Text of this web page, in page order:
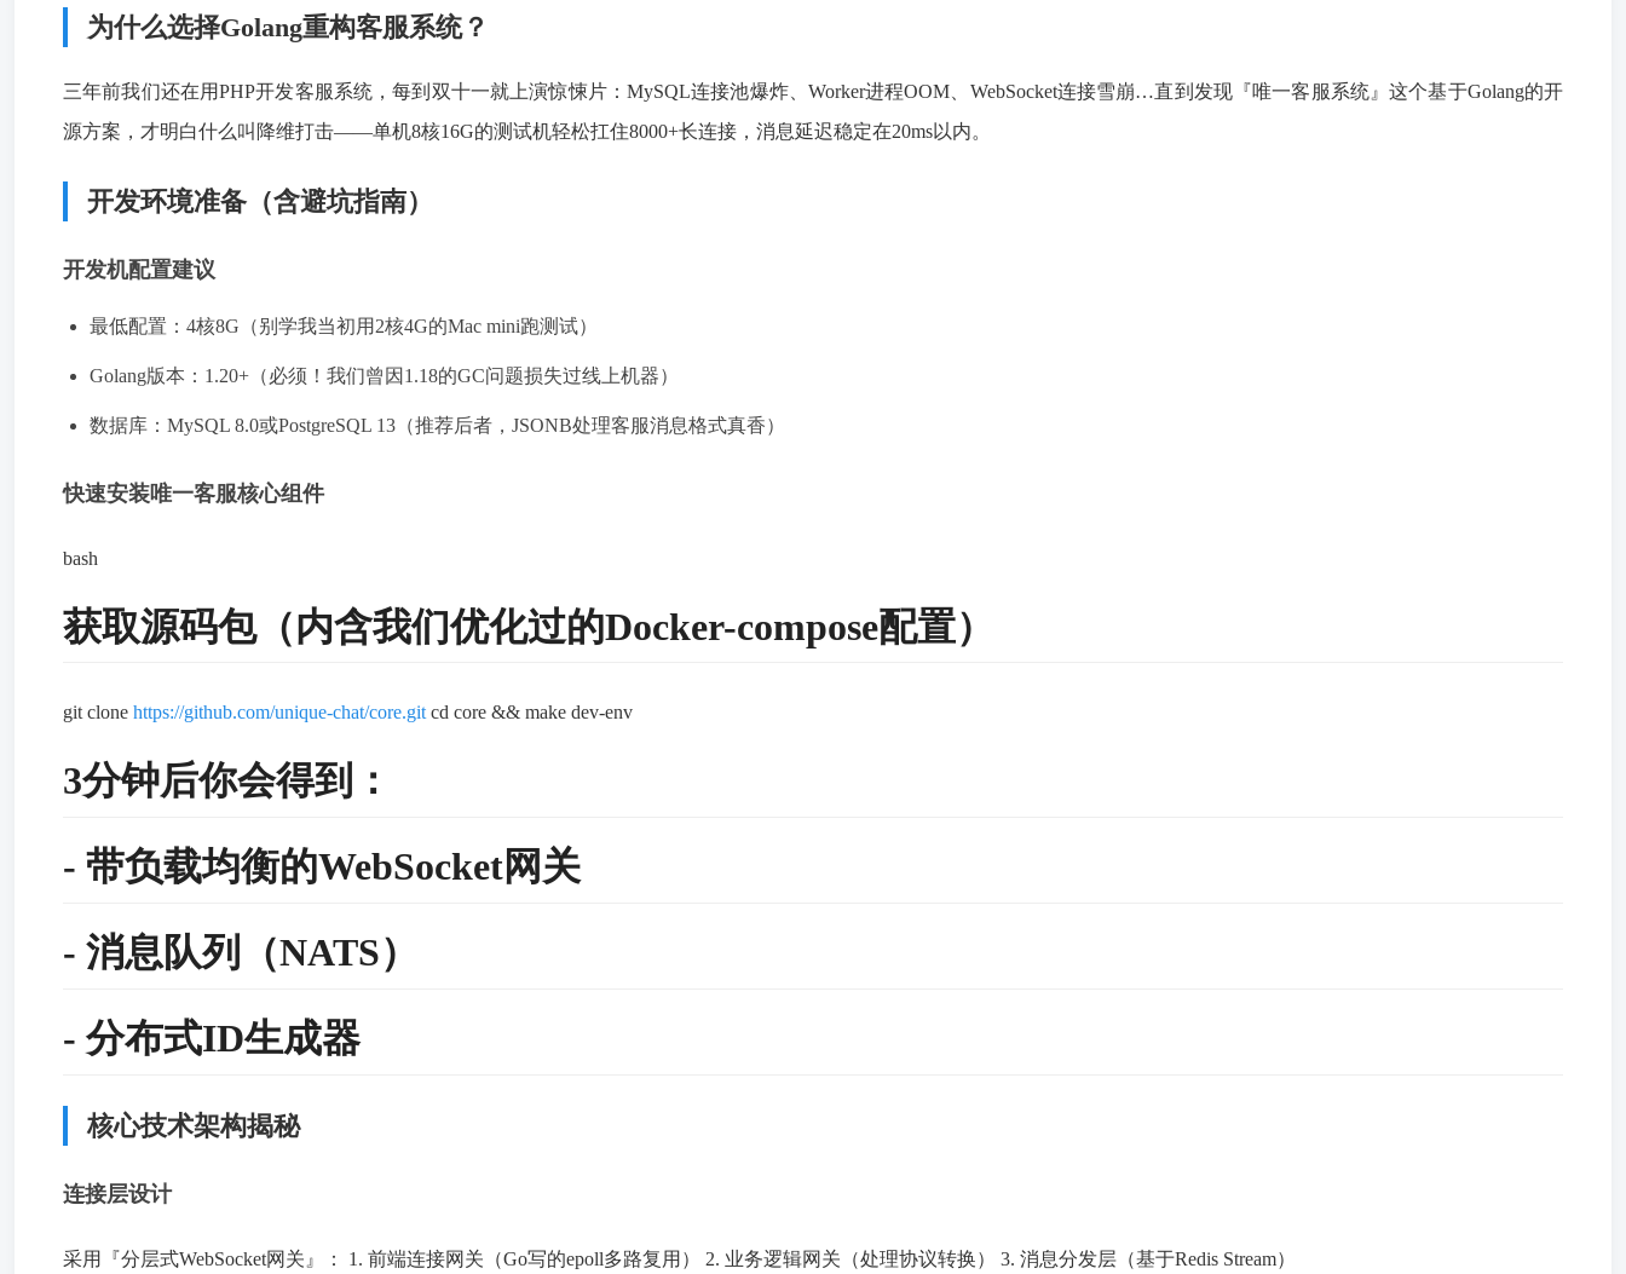
为什么选择Golang重构客服系统？
三年前我们还在用PHP开发客服系统，每到双十一就上演惊悚片：MySQL连接池爆炸、Worker进程OOM、WebSocket连接雪崩…直到发现『唯一客服系统』这个基于Golang的开
源方案，才明白什么叫降维打击——单机8核16G的测试机轻松扛住8000+长连接，消息延迟稳定在20ms以内。
开发环境准备（含避坑指南）
开发机配置建议
最低配置：4核8G（别学我当初用2核4G的Mac mini跑测试）
Golang版本：1.20+（必须！我们曾因1.18的GC问题损失过线上机器）
数据库：MySQL 8.0或PostgreSQL 13（推荐后者，JSONB处理客服消息格式真香）
快速安装唯一客服核心组件
bash
获取源码包（内含我们优化过的Docker-compose配置）
git clone https://github.com/unique-chat/core.git cd core && make dev-env
3分钟后你会得到：
- 带负载均衡的WebSocket网关
- 消息队列（NATS）
- 分布式ID生成器
核心技术架构揭秘
连接层设计
采用『分层式WebSocket网关』： 1. 前端连接网关（Go写的epoll多路复用） 2. 业务逻辑网关（处理协议转换） 3. 消息分发层（基于Redis Stream）